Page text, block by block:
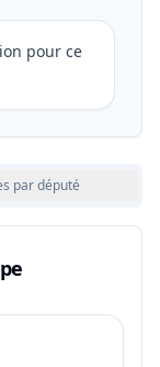
pour ce
par député